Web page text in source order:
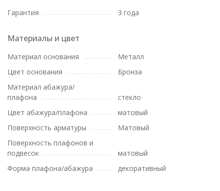
Гарантия 3 года
Материалы и цвет
Материал основания
Металл
Цвет основания
Бронза
Материал абажура/
плафона
стекло
Цвет абажура/плафона
матовый
Поверхность арматуры
Матовый
Поверхность плафонов и
подвесок
матовый
Форма плафона/абажура
декоративный